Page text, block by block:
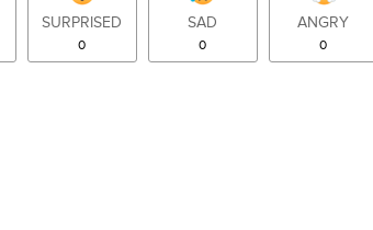
SURPRISED
0
SAD
0
ANGRY
0